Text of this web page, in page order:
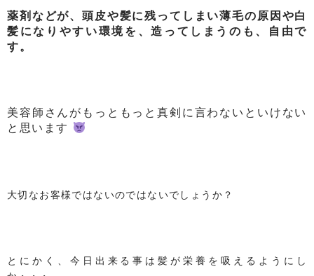
薬剤などが、頭皮や髪に残ってしまい薄毛の原因や白
髪になりやすい環境を、造ってしまうのも、自由で
す。
美容師さんがもっともっと真剣に言わないといけない
と思います
大切なお客様ではないのではないでしょうか？
とにかく、今日出来る事は髪が栄養を吸えるようにし